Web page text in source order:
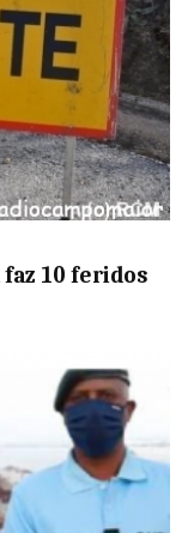
10 feridos